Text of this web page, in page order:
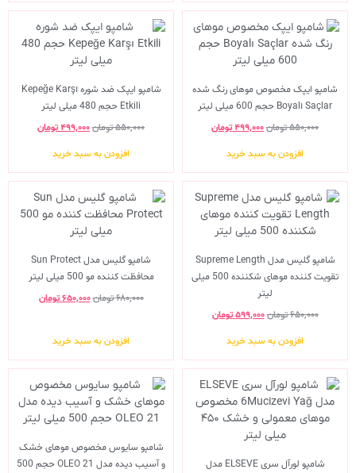
شامپو ایپک مخصوص موهای رنگ شده
Boyalı Saçlar حجم 600 میلی لیتر
۵۵۰,۰۰۰تومان۴۹۹,۰۰۰تومان
افزودن به سبد خرید
شامپو ایپک ضد شوره Kepeğe Karşı
Etkili حجم 480 میلی لیتر
۵۵۰,۰۰۰تومان۴۹۹,۰۰۰تومان
افزودن به سبد خرید
شامپو گلیس مدل Supreme Length
تقویت کننده موهای شکننده 500 میلی
لیتر
۶۵۰,۰۰۰تومان۵۹۹,۰۰۰ تومان
افزودن به سبد خرید
شامپو گلیس مدل Sun Protect
محافظت کننده مو 500 میلی لیتر
۶۸۰,۰۰۰تومان۶۵۰,۰۰۰ تومان
افزودن به سبد خرید
شامپو لورآل سری ELSEVE مدل
شامپو سایوس مخصوص موهای خشک
و آسیب دیده مدل OLEO 21 حجم 500